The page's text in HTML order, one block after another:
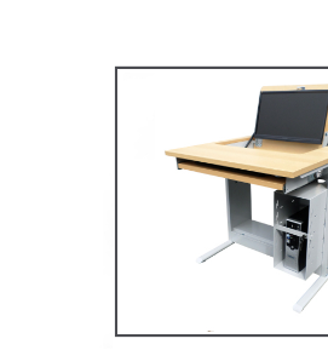
Mobilier multimédia
MOBILIER SCOLAIRE